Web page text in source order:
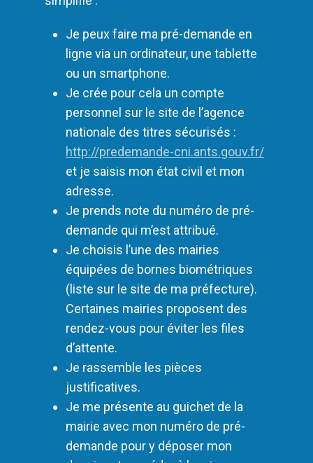
Je peux faire ma pré-demande en
ligne via un ordinateur, une tablette
ou un smartphone.
Je crée pour cela un compte
personnel sur le site de l’agence
nationale des titres sécurisés :
http://predemande-cni.ants.gouv.fr/
et je saisis mon état civil et mon
adresse.
Je prends note du numéro de pré-
demande qui m’est attribué.
Je choisis l’une des mairies
équipées de bornes biométriques
(liste sur le site de ma préfecture).
Certaines mairies proposent des
rendez-vous pour éviter les files
d’attente.
Je rassemble les pièces
justificatives.
Je me présente au guichet de la
mairie avec mon numéro de pré-
demande pour y déposer mon